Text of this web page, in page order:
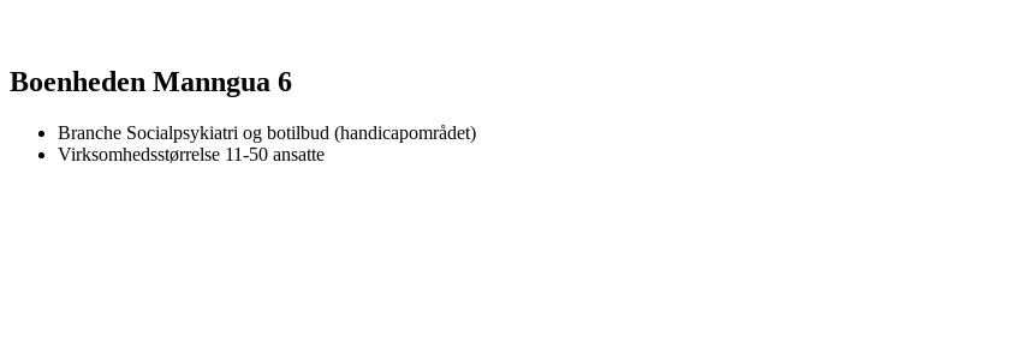
Boenheden Manngua 6
Branche Socialpsykiatri og botilbud (handicapområdet)
Virksomhedsstørrelse 11-50 ansatte